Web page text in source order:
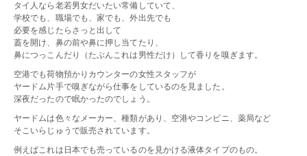
タイ人なら老若男女だいたい常備していて、
学校でも、職場でも、家でも、外出先でも
必要を感じたらさっと出して
蓋を開け、鼻の前や鼻に押し当てたり、
鼻につっこんだり（たぶんこれは男性だけ）して香りを嗅ぎます。
空港でも荷物預かりカウンターの女性スタッフが
ヤードム片手で嗅ぎながら仕事をしているのを見ました。
深夜だったので眠かったのでしょう。
ヤードムは色々なメーカー、種類があり、空港やコンビニ、薬局など
そこいらじゅうで販売されています。
例えばこれは日本でも売っているのを見かける液体タイプのもの。